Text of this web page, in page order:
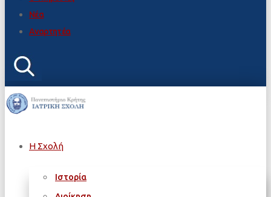
Νέα
Αναρτητέα
Η Σχολή
Ιστορία